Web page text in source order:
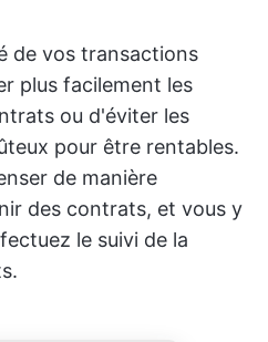
de vos transactions
plus facilement les
ou d'éviter les
pour être rentables.
de manière
des contrats, et vous y
le suivi de la